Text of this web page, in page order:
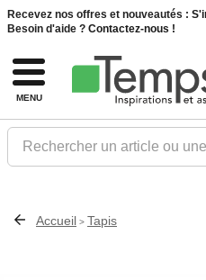
Recevez nos offres et nouveautés :
Besoin d'aide ? Contactez-nous !
MENU
Rechercher un article ou
Accueil > Tapis